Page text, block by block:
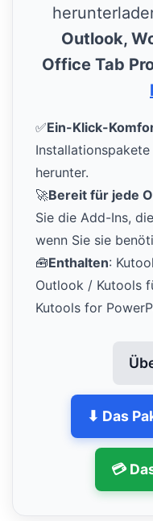
Outlook,
Office Tab
✅Ein-Klick-
herunter.
🚀Bereit für jede
Sie die Add-Ins,
wenn Sie sie
🧰Enthalten:
Outlook / Kutools
Kutools for
⬇ Das
💳